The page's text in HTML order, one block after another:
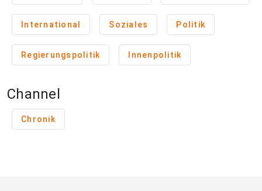
International Soziales Politik
Regierungspolitik Innenpolitik
Channel
Chronik